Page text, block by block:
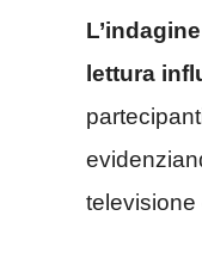
lettura
televisione